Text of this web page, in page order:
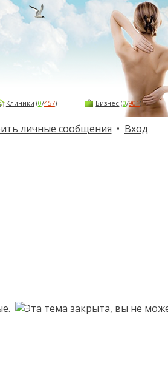
Клиники (0/457) Бизнес (0/901)
личные сообщения • Вход